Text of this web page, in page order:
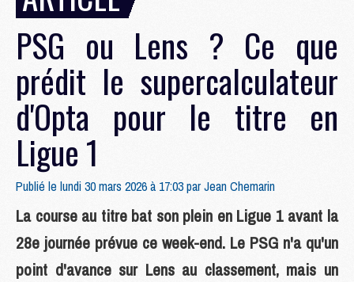
PSG ou Lens ? Ce que
prédit le supercalculateur
d'Opta pour le titre en
Ligue 1
Publié le lundi 30 mars 2026 à 17:03 parJean Chemarin
La course au titre bat son plein en Ligue 1 avant la
28e journée prévue ce week-end. Le PSG n'a qu'un
point d'avance sur Lens au classement, mais un